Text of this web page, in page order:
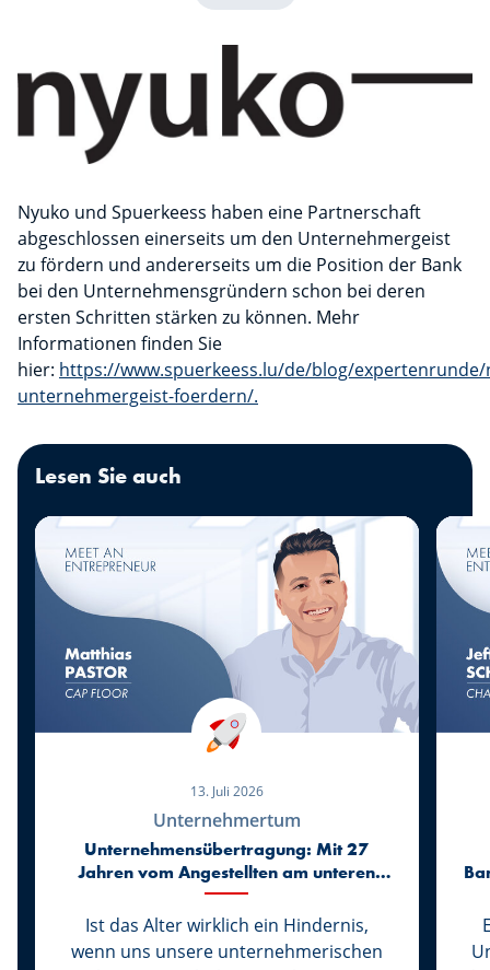
Nyuko und Spuerkeess haben eine Partnerschaft
abgeschlossen einerseits um den Unternehmergeist
zu fördern und andererseits um die Position der Bank
bei den Unternehmensgründern schon bei deren
ersten Schritten stärken zu können. Mehr
Informationen finden Sie
hier: https://www.spuerkeess.lu/de/blog/expertenrunde/
unternehmergeist-foerdern/.
Lesen Sie auch
13. Juli 2026
Unternehmertum
Unternehmensübertragung: Mit 27
Jahren vom Angestellten am unteren
Ende der Karriereleiter zum
Geschäftsführer von Cap Floor
Ist das Alter wirklich ein Hindernis,
wenn uns unsere unternehmerischen